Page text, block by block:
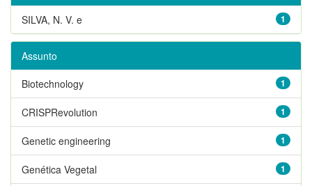
1
SILVA, N. V. e
Assunto
1
Biotechnology
1
CRISPRevolution
1
Genetic engineering
1
Genética Vegetal